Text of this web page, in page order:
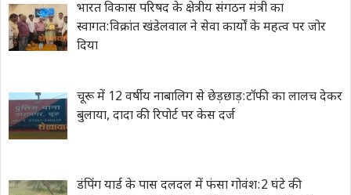
भारत विकास परिषद के क्षेत्रीय संगठन मंत्री का
स्वागत:विक्रांत खंडेलवाल ने सेवा कार्यों के महत्व पर जोर
दिया
चूरू में 12 वर्षीय नाबालिग से छेड़छाड़:टॉफी का लालच देकर
बुलाया, दादा की रिपोर्ट पर केस दर्ज
डंपिंग यार्ड के पास दलदल में फंसा गोवंश:2 घंटे की